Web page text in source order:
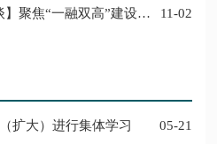
11-02
扩大）进行集体学习 05-21